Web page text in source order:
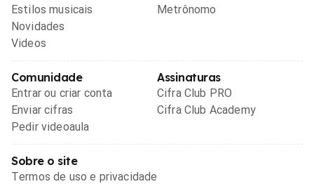
Estilos musicais
Novidades
Videos
Metrônomo
Comunidade
Entrar ou criar conta
Enviar cifras
Pedir videoaula
Assinaturas
Cifra Club PRO
Cifra Club Academy
Sobre o site
Termos de uso e privacidade